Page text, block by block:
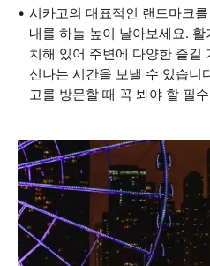
시카고의 대표적인 랜드마크
내를 하늘 높이 날아보세요.
치해 있어 주변에 다양한 즐길
신나는 시간을 보낼 수 있습니
고를 방문할 때 꼭 봐야 할 필